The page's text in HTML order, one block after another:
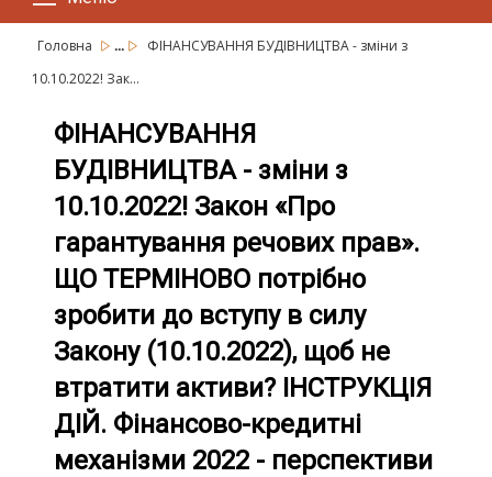
Головна ...
ФІНАНСУВАННЯ БУДІВНИЦТВА - зміни з
10.10.2022! Зак...
ФІНАНСУВАННЯ
БУДІВНИЦТВА - зміни з
10.10.2022! Закон «Про
гарантування речових прав».
ЩО ТЕРМІНОВО потрібно
зробити до вступу в силу
Закону (10.10.2022), щоб не
втратити активи? ІНСТРУКЦІЯ
ДІЙ. Фінансово-кредитні
механізми 2022 - перспективи